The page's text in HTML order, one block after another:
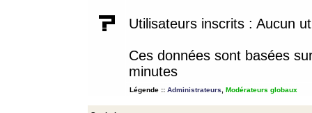
Utilisateurs inscrits : Aucun
Ces données sont basées
minutes
Légende :: Administrateurs Modérateurs globaux